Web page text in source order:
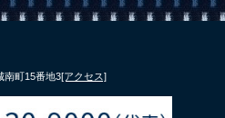
南町15番地3[アクセス]